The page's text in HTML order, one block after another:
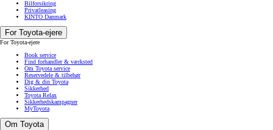
Bilforsikring
Privatleasing
KINTO Danmark
For Toyota-ejere
For Toyota-ejere
Book service
Find forhandler & værksted
Om Toyota service
Reservedele & tilbehør
Dig & din Toyota
Sikkerhed
Toyota Relax
Sikkerhedskampagner
MyToyota
Om Toyota